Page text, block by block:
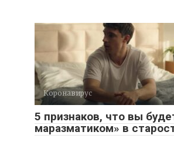
Коронавирус
5 признаков, что вы
маразматиком» в